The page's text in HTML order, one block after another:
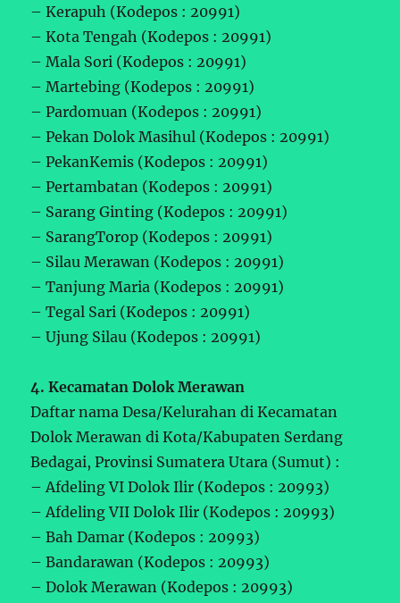
– Kerapuh (Kodepos : 20991)
– Kota Tengah (Kodepos : 20991)
– Mala Sori (Kodepos : 20991)
– Martebing (Kodepos : 20991)
– Pardomuan (Kodepos : 20991)
– Pekan Dolok Masihul (Kodepos : 20991)
– PekanKemis (Kodepos : 20991)
– Pertambatan (Kodepos : 20991)
– Sarang Ginting (Kodepos : 20991)
– SarangTorop (Kodepos : 20991)
– Silau Merawan (Kodepos : 20991)
– Tanjung Maria (Kodepos : 20991)
– Tegal Sari (Kodepos : 20991)
– Ujung Silau (Kodepos : 20991)
4. Kecamatan Dolok Merawan
Daftar nama Desa/Kelurahan di Kecamatan
Dolok Merawan di Kota/Kabupaten Serdang
Bedagai, Provinsi Sumatera Utara (Sumut) :
– Afdeling VI Dolok Ilir (Kodepos : 20993)
– Afdeling VII Dolok Ilir (Kodepos : 20993)
– Bah Damar (Kodepos : 20993)
– Bandarawan (Kodepos : 20993)
– Dolok Merawan (Kodepos : 20993)